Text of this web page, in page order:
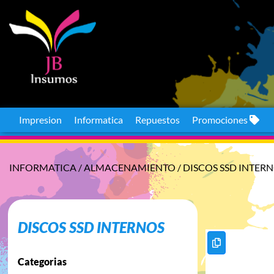
Impresion Informatica Repuestos Promociones
INFORMATICA /ALMACENAMIENTO/ DISCOS SSD
DISCOS SSD INTERNOS
Categorias